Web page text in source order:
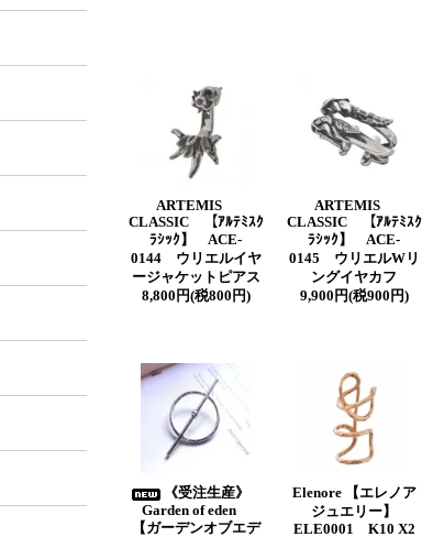
ARTEMIS
CLASSIC 【ｱﾙﾃﾐｽｸ
ﾗｼｯｸ】 ACE-
0144 ウリエルイヤ
ージャケットピアス
8,800円(税800円)
ARTEMIS
CLASSIC 【ｱﾙﾃﾐｽｸ
ﾗｼｯｸ】 ACE-
0145 ウリエルWリ
ングイヤカフ
9,900円(税900円)
《受注生産》
Garden of eden
【ガーデンオブエデ
Elenore 【エレノア
ジュエリー】
ELE0001 K10 X2